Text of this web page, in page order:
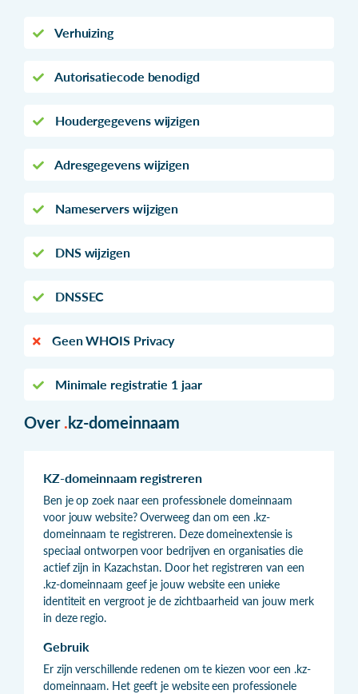
Verhuizing
Autorisatiecode benodigd
Houdergegevens wijzigen
Adresgegevens wijzigen
Nameservers wijzigen
DNS wijzigen
DNSSEC
Geen WHOIS Privacy
Minimale registratie 1 jaar
Over .kz-domeinnaam
KZ-domeinnaam registreren
Ben je op zoek naar een professionele domeinnaam
voor jouw website? Overweeg dan om een .kz-
domeinnaam te registreren. Deze domeinextensie is
speciaal ontworpen voor bedrijven en organisaties die
actief zijn in Kazachstan. Door het registreren van een
.kz-domeinnaam geef je jouw website een unieke
identiteit en vergroot je de zichtbaarheid van jouw merk
in deze regio.
Gebruik
Er zijn verschillende redenen om te kiezen voor een .kz-
domeinnaam. Het geeft je website een professionele